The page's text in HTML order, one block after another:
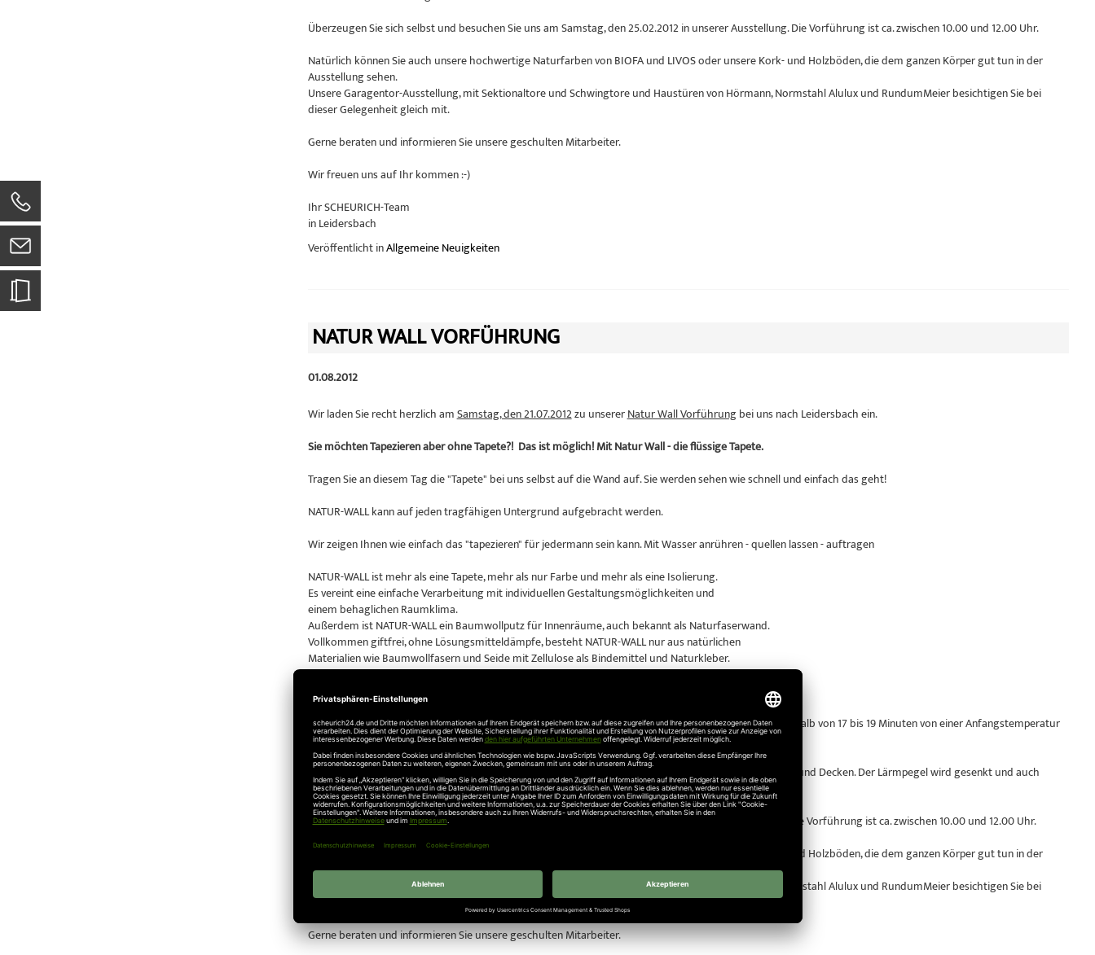
Überzeugen Sie sich selbst und besuchen Sie uns am Samstag, den 25.02.2012 in unserer Ausstellung. Die Vorführung ist ca. zwischen 10.00 und 12.00 Uhr.
Natürlich können Sie auch unsere hochwertige Naturfarben von BIOFA und LIVOS oder unsere Kork- und Holzböden, die dem ganzen Körper gut tun in der
Ausstellung sehen.
Unsere Garagentor-Ausstellung, mit Sektionaltore und Schwingtore und Haustüren von Hörmann, Normstahl Alulux und RundumMeier besichtigen Sie bei
dieser Gelegenheit gleich mit.
Gerne beraten und informieren Sie unsere geschulten Mitarbeiter.
Wir freuen uns auf Ihr kommen :-)
Ihr SCHEURICH-Team
in Leidersbach
Veröffentlicht inAllgemeine Neuigkeiten
NATUR WALL VORFÜHRUNG
01.08.2012
Wir laden Sie recht herzlich amSamstag, den 21.07.2012zu unsererNatur Wall Vorführungbei uns nach Leidersbach ein.
Sie möchten Tapezieren aber ohne Tapete?! Das ist möglich! Mit Natur Wall - die flüssige Tapete.
Tragen Sie an diesem Tag die "Tapete" bei uns selbst auf die Wand auf. Sie werden sehen wie schnell und einfach das geht!
NATUR-WALL kann auf jeden tragfähigen Untergrund aufgebracht werden.
Wir zeigen Ihnen wie einfach das "tapezieren" für jedermann sein kann. Mit Wasser anrühren - quellen lassen - auftragen
NATUR-WALL ist mehr als eine Tapete, mehr als nur Farbe und mehr als eine Isolierung.
Es vereint eine einfache Verarbeitung mit individuellen Gestaltungsmöglichkeiten und
einem behaglichen Raumklima.
Außerdem ist NATUR-WALL ein Baumwollputz für Innenräume, auch bekannt als Naturfaserwand.
Vollkommen giftfrei, ohne Lösungsmitteldämpfe, besteht NATUR-WALL nur aus natürlichen
Materialien wie Baumwollfasern und Seide mit Zellulose als Bindemittel und Naturkleber.
Diese Tapete kann nicht nur gut aussehen! Sie ist messbar wärmedämmend und schalldämmend.
Bei ausreichenden Heizgeräten steigt die Raumtemperatur mit NATUR-WALL an Wand und Decke innerhalb von 17 bis 19 Minuten von einer Anfangstemperatur
von +5° C auf 22° C.
Die strukturierte und leicht elastische Oberfläche vermindert deutlich die Schallübertragung in Wände und Decken. Der Lärmpegel wird gesenkt und auch
Schall von nebenan wird geschluckt.
Überzeugen Sie sich selbst und besuchen Sie uns am Samstag, den 21.07.2012 in unserer Ausstellung. Die Vorführung ist ca. zwischen 10.00 und 12.00 Uhr.
Natürlich können Sie auch unsere hochwertige Naturfarben von BIOFA und LIVOS oder unsere Kork- und Holzböden, die dem ganzen Körper gut tun in der
Ausstellung sehen.
Unsere Garagentor-Ausstellung, mit Sektionaltore und Schwingtore und Haustüren von Hörmann, Normstahl Alulux und RundumMeier besichtigen Sie bei
dieser Gelegenheit gleich mit.
Gerne beraten und informieren Sie unsere geschulten Mitarbeiter.